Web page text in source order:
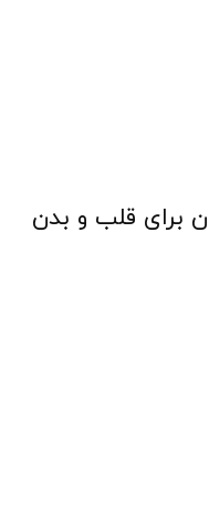
برای قلب و بدن